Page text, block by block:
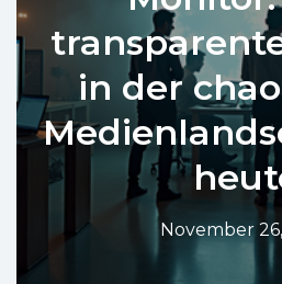
in der
November